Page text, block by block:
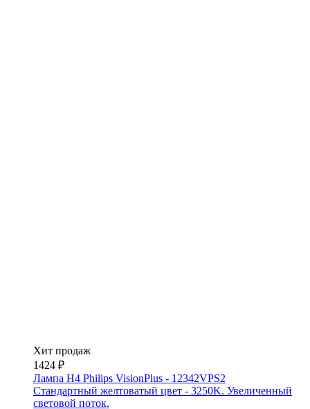
Хит продаж
1424 ₽
Лампа H4 Philips VisionPlus - 12342VPS2
Стандартный желтоватый цвет - 3250K. Увеличенный
световой поток.